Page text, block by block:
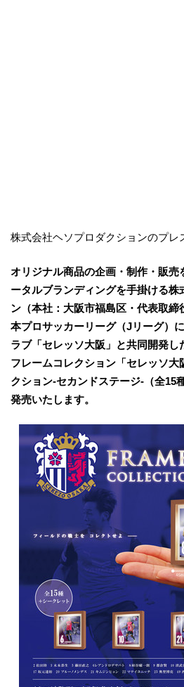
株式会社ヘソプロダクションのプレ
オリジナル商品の企画・制作・販売
ータルブランディングを手掛ける株
ン（本社：大阪市福島区・代表取締
本プロサッカーリーグ（Jリーグ）
ラブ「セレッソ大阪」と共同開発し
フレームコレクション「セレッソ大
クション-セカンドステージ-（全15
発売いたします。